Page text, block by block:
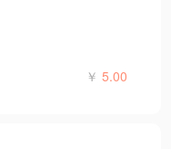
￥ 5.00